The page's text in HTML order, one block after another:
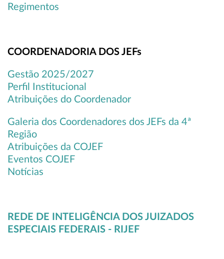
Regimentos
COORDENADORIA DOS JEFs
Gestão 2025/2027
Perfil Institucional
Atribuições do Coordenador
Galeria dos Coordenadores dos JEFs da 4ª
Região
Atribuições da COJEF
Eventos COJEF
Notícias
REDE DE INTELIGÊNCIA DOS JUIZADOS
ESPECIAIS FEDERAIS - RIJEF